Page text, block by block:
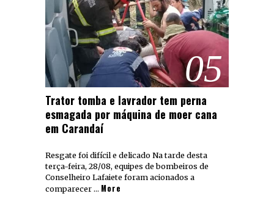
05
Trator tomba e lavrador tem perna
esmagada por máquina de moer cana
em Carandaí
Resgate foi difícil e delicado Na tarde desta
terça-feira, 28/08, equipes de bombeiros de
Conselheiro Lafaiete foram acionados a
comparecer … More